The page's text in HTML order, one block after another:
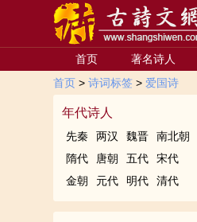
首页 著名诗人
首页 >诗词标签 > 爱国诗
年代诗人
先秦 两汉 魏晋
南北朝
隋代
唐朝 五代
宋代
金朝
元代 明代 清代